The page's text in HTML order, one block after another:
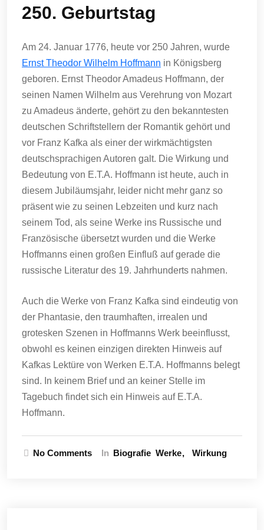
250. Geburtstag
Am 24. Januar 1776, heute vor 250 Jahren, wurde
Ernst Theodor Wilhelm Hoffmann in Königsberg
geboren. Ernst Theodor Amadeus Hoffmann, der
seinen Namen Wilhelm aus Verehrung von Mozart
zu Amadeus änderte, gehört zu den bekanntesten
deutschen Schriftstellern der Romantik gehört und
vor Franz Kafka als einer der wirkmächtigsten
deutschsprachigen Autoren galt. Die Wirkung und
Bedeutung von E.T.A. Hoffmann ist heute, auch in
diesem Jubiläumsjahr, leider nicht mehr ganz so
präsent wie zu seinen Lebzeiten und kurz nach
seinem Tod, als seine Werke ins Russische und
Französische übersetzt wurden und die Werke
Hoffmanns einen großen Einfluß auf gerade die
russische Literatur des 19. Jahrhunderts nahmen.
Auch die Werke von Franz Kafka sind eindeutig von
der Phantasie, den traumhaften, irrealen und
grotesken Szenen in Hoffmanns Werk beeinflusst,
obwohl es keinen einzigen direkten Hinweis auf
Kafkas Lektüre von Werken E.T.A. Hoffmanns belegt
sind. In keinem Brief und an keiner Stelle im
Tagebuch findet sich ein Hinweis auf E.T.A.
Hoffmann.
No Comments In Biografie Werke Wirkung